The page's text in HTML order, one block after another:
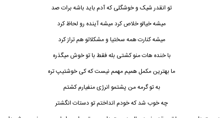
تو انقدر شیک و خوشگلی که آدم باید باشه برات صد
میشه خیالو خلاص کرد میشه آینده رو لحاظ کرد
میشه کنارت همه سختیا و مشکلاتو هم تراز کرد
با خنده هات منو کشتی بله فقط با تو خوش میگذره
ما بهترین مکمل همیم مهمم نیست که کی خوشتیپ تره
به تو گرمه من پشتمو انرژی منفیارم کشتم
چه خوب شد که خودم انداختم تو دستات انگشتر